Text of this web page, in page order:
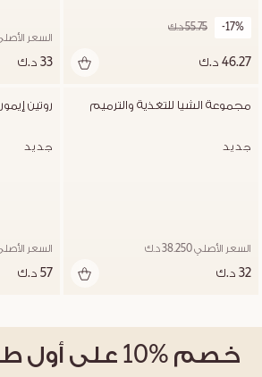
46.27 د.ك
-17% 55.75 د.ك
33 د.ك
السعر الأصلي 78.500
مجموعة الشيا للتغذية والترميم
جديد
32 د.ك
السعر الأصلي 38.250 د.ك
روتين
جديد
57 د.ك
السعر الأصلي 67.750
خصم %10 على أول